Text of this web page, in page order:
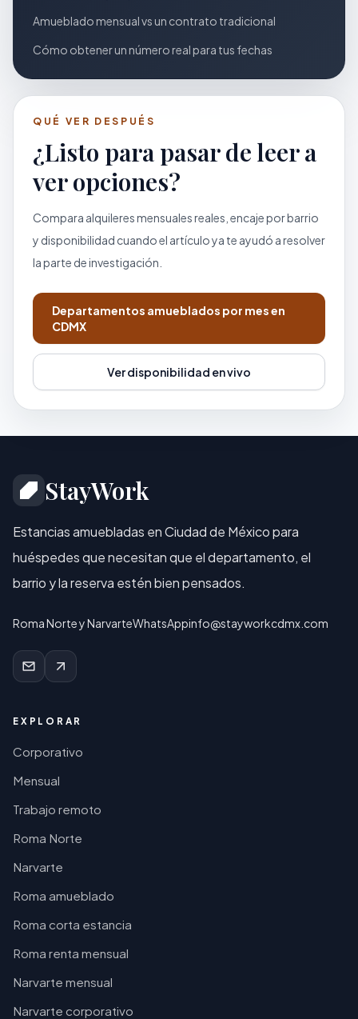
Amueblado mensual vs un contrato tradicional
Cómo obtener un número real para tus fechas
QUÉ VER DESPUÉS
¿Listo para pasar de leer a
ver opciones?
Compara alquileres mensuales reales, encaje por barrio
y disponibilidad cuando el artículo ya te ayudó a resolver
la parte de investigación.
Departamentos amueblados por mes en
CDMX
Ver disponibilidad en vivo
StayWork
Estancias amuebladas en Ciudad de México para
huéspedes que necesitan que el departamento, el
barrio y la reserva estén bien pensados.
Roma Norte y NarvarteWhatsAppinfo@stayworkcdmx.com
EXPLORAR
Corporativo
Mensual
Trabajo remoto
Roma Norte
Narvarte
Roma amueblado
Roma corta estancia
Roma renta mensual
Narvarte mensual
Narvarte corporativo